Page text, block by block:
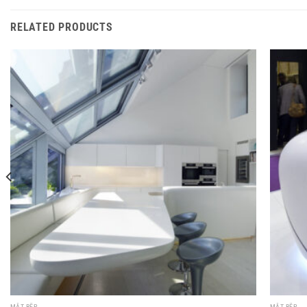
RELATED PRODUCTS